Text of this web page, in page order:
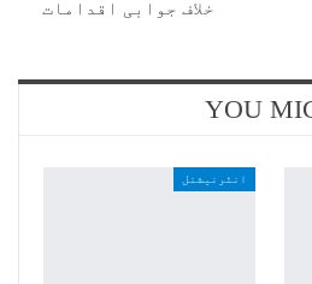
خلاف جوابی اقدامات
YOU
انٹرنیشنل